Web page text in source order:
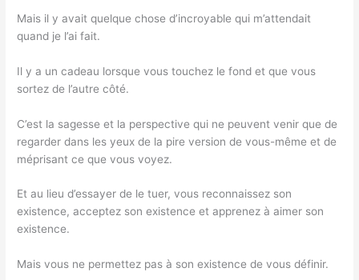
Mais il y avait quelque chose d’incroyable qui m’attendait
quand je l’ai fait.
Il y a un cadeau lorsque vous touchez le fond et que vous
sortez de l’autre côté.
C’est la sagesse et la perspective qui ne peuvent venir que de
regarder dans les yeux de la pire version de vous-même et de
méprisant ce que vous voyez.
Et au lieu d’essayer de le tuer, vous reconnaissez son
existence, acceptez son existence et apprenez à aimer son
existence.
Mais vous ne permettez pas à son existence de vous définir.